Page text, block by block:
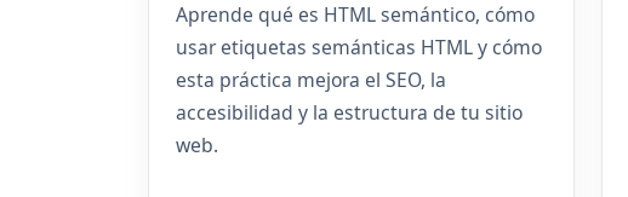
Aprende qué es HTML semántico, cómo
usar etiquetas semánticas HTML y cómo
esta práctica mejora el SEO, la
accesibilidad y la estructura de tu sitio
web.